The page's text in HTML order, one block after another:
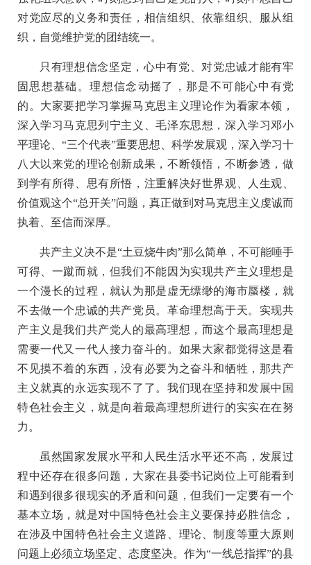
对党应尽的义务和责任，相信组织、依靠组织、服从组
织，自觉维护党的团结统一。
只有理想信念坚定，心中有党、对党忠诚才能有牢
固思想基础。理想信念动摇了，那是不可能心中有党
的。大家要把学习掌握马克思主义理论作为看家本领，
深入学习马克思列宁主义、毛泽东思想，深入学习邓小
平理论、“三个代表”重要思想、科学发展观，深入学习十
八大以来党的理论创新成果，不断领悟，不断参透，做
到学有所得、思有所悟，注重解决好世界观、人生观、
价值观这个“总开关”问题，真正做到对马克思主义虔诚而
执着、至信而深厚。
共产主义决不是“土豆烧牛肉”那么简单，不可能唾手
可得、一蹴而就，但我们不能因为实现共产主义理想是
一个漫长的过程，就认为那是虚无缥缈的海市蜃楼，就
不去做一个忠诚的共产党员。革命理想高于天。实现共
产主义是我们共产党人的最高理想，而这个最高理想是
需要一代又一代人接力奋斗的。如果大家都觉得这是看
不见摸不着的东西，没有必要为之奋斗和牺牲，那共产
主义就真的永远实现不了了。我们现在坚持和发展中国
特色社会主义，就是向着最高理想所进行的实实在在努
力。
虽然国家发展水平和人民生活水平还不高，发展过
程中还存在很多问题，大家在县委书记岗位上可能看到
和遇到很多很现实的矛盾和问题，但我们一定要有一个
基本立场，就是对中国特色社会主义要保持必胜信念，
在涉及中国特色社会主义道路、理论、制度等重大原则
问题上必须立场坚定、态度坚决。作为“一线总指挥”的县